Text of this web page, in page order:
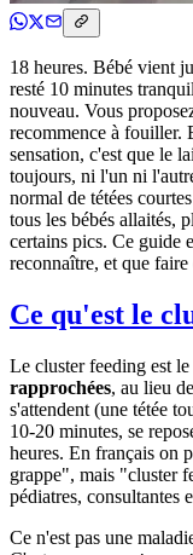
18 heures. Bébé vient
resté 10 minutes
nouveau. Vous
recommence à fouiller.
sensation, c'est que le
toujours, ni l'un ni
normal de tétées
tous les bébés allaités,
certains pics. Ce guide
reconnaître, et que
Ce qu'est le
Le cluster feeding est le
rapprochées, au lieu
s'attendent (une tétée
10-20 minutes, se
heures. En français on
grappe", mais "cluster
pédiatres, consultantes
Ce n'est pas une